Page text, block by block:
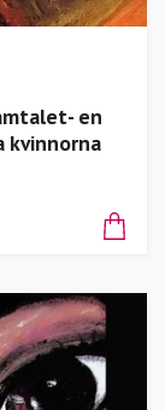
en
kvinnorna